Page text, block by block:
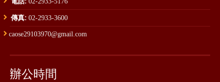
傳真: 02-2933-3600
caose29103970@gmail.com
辦公時間